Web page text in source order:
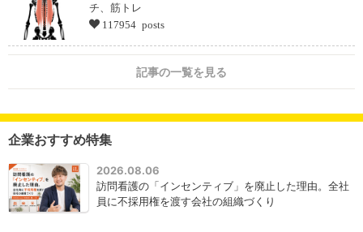
チ、筋トレ
117954 posts
記事の一覧を見る
企業おすすめ特集
2026.08.06
訪問看護の「インセンティブ」を廃止した理由。全社
員に不採用権を渡す会社の組織づくり